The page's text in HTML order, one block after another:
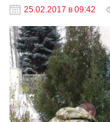
25.02.2017 в 09:42